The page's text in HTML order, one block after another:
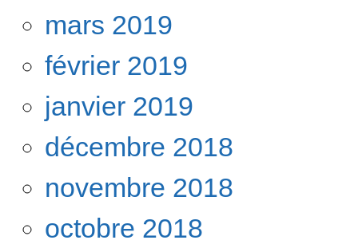
mars 2019
février 2019
janvier 2019
décembre 2018
novembre 2018
octobre 2018